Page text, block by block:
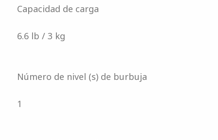
Capacidad de carga
6.6 lb / 3 kg
Número de nivel (s) de burbuja
1